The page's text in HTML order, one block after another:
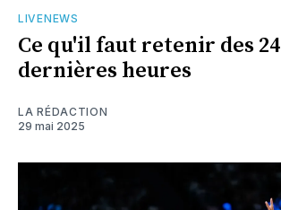
LIVENEWS
Ce qu'il faut retenir des 24
dernières heures
LA RÉDACTION
29 mai 2025